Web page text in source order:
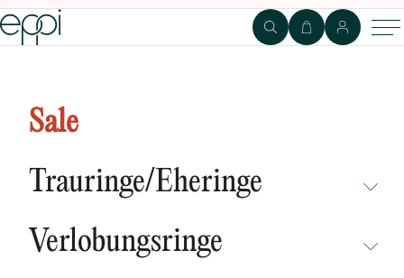
Sale
Trauringe/Eheringe
NEUHEITEN
Verlobungsringe
Diamanten Beatriceen